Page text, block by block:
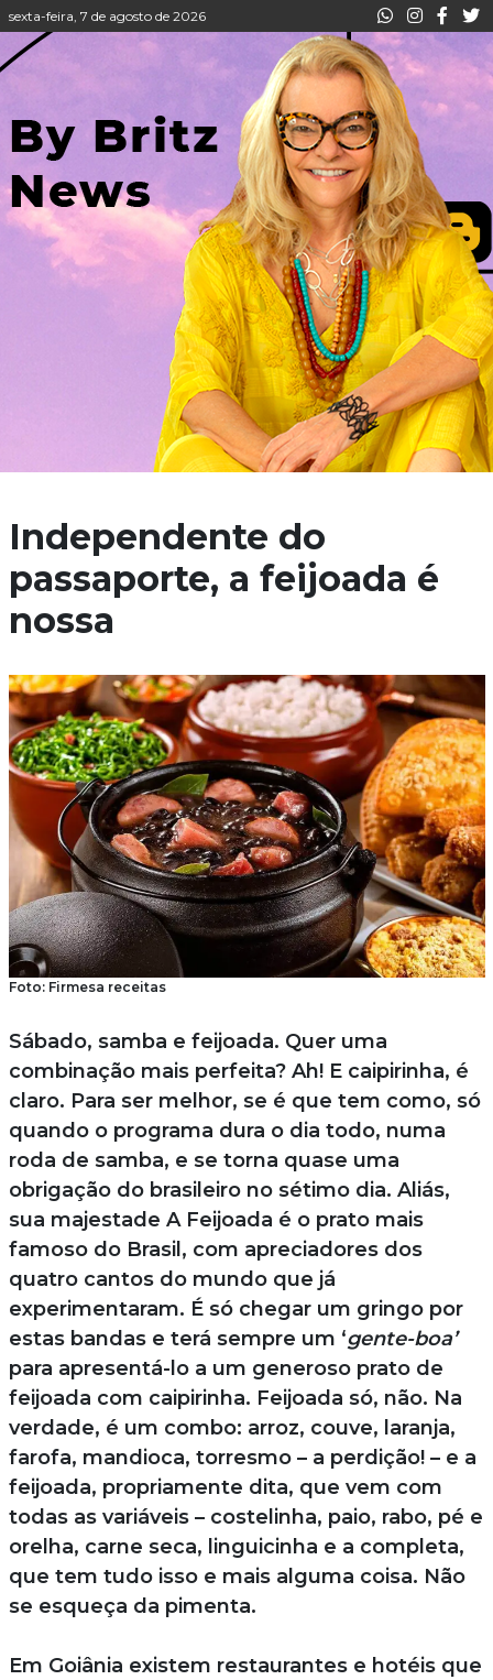
sexta-feira, 7 de agosto de 2026
Independente do
passaporte, a feijoada é
nossa
Foto: Firmesa receitas
Sábado, samba e feijoada. Quer uma
combinação mais perfeita? Ah! E caipirinha, é
claro. Para ser melhor, se é que tem como, só
quando o programa dura o dia todo, numa
roda de samba, e se torna quase uma
obrigação do brasileiro no sétimo dia. Aliás,
sua majestade A Feijoada é o prato mais
famoso do Brasil, com apreciadores dos
quatro cantos do mundo que já
experimentaram. É só chegar um gringo por
estas bandas e terá sempre um ‘gente-boa’
para apresentá-lo a um generoso prato de
feijoada com caipirinha. Feijoada só, não. Na
verdade, é um combo: arroz, couve, laranja,
farofa, mandioca, torresmo – a perdição! – e a
feijoada, propriamente dita, que vem com
todas as variáveis – costelinha, paio, rabo, pé e
orelha, carne seca, linguicinha e a completa,
que tem tudo isso e mais alguma coisa. Não
se esqueça da pimenta.
Em Goiânia existem restaurantes e hotéis que